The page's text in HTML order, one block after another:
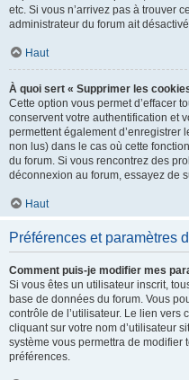
etc. Si vous n’arrivez pas à trouver
administrateur du forum ait
Haut
À quoi sert « Supprimer les
Cette option vous permet d’effacer
conservent votre authentification et
permettent également d’enregistrer
non lus) dans le cas où cette
du forum. Si vous rencontrez des
déconnexion au forum, essayez de
Haut
Préférences et paramètres
Comment puis-je modifier mes
Si vous êtes un utilisateur inscrit,
base de données du forum. Vous
contrôle de l’utilisateur. Le lien vers
cliquant sur votre nom d’utilisateur
système vous permettra de modifier
préférences.